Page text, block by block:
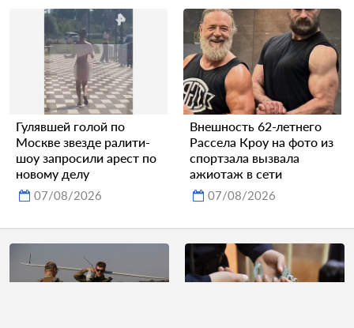
Гулявшей голой по
Москве звезде ралити-
шоу запросили арест по
новому делу
07/08/2026
Внешность 62-летнего
Рассела Кроу на фото из
спортзала вызвала
ажиотаж в сети
07/08/2026